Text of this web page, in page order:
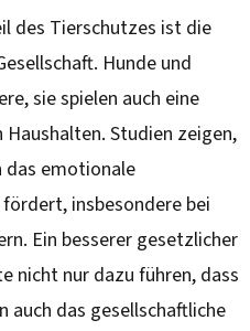
des Tierschutzes ist die
Hunde und
sie spielen auch eine
Studien zeigen,
das emotionale
insbesondere bei
Ein besserer gesetzlicher
nicht nur dazu führen, dass
auch das gesellschaftliche